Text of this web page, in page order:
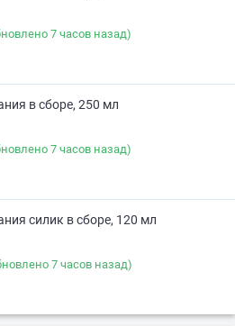
7 часов назад)
в сборе, 250 мл
7 часов назад)
силик в сборе, 120 мл
7 часов назад)